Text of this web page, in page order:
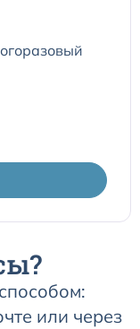
или через
М
ИВЛ Hamilton
Drager